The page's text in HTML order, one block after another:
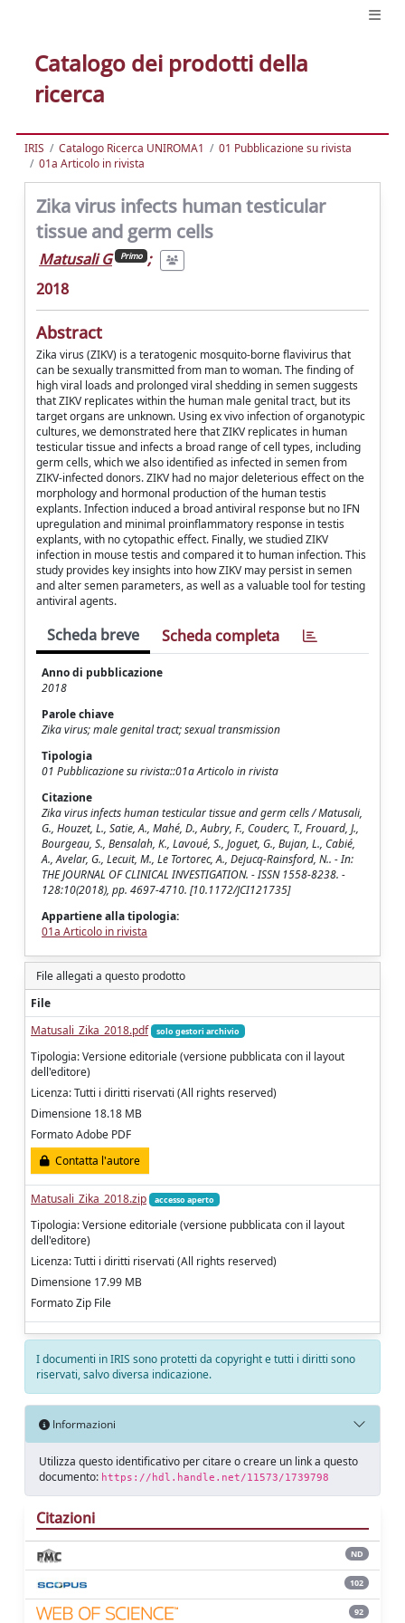
Catalogo dei prodotti della
ricerca
IRIS Catalogo Ricerca UNIROMA1
01 Pubblicazione su rivista
01a Articolo in rivista
Zika virus infects human testicular
tissue and germ cells
Matusali G Primo ;
2018
Abstract
Zika virus (ZIKV) is a teratogenic mosquito-borne flavivirus that
can be sexually transmitted from man to woman. The finding of
high viral loads and prolonged viral shedding in semen suggests
that ZIKV replicates within the human male genital tract, but its
target organs are unknown. Using ex vivo infection of organotypic
cultures, we demonstrated here that ZIKV replicates in human
testicular tissue and infects a broad range of cell types, including
germ cells, which we also identified as infected in semen from
ZIKV-infected donors. ZIKV had no major deleterious effect on the
morphology and hormonal production of the human testis
explants. Infection induced a broad antiviral response but no IFN
upregulation and minimal proinflammatory response in testis
explants, with no cytopathic effect. Finally, we studied ZIKV
infection in mouse testis and compared it to human infection. This
study provides key insights into how ZIKV may persist in semen
and alter semen parameters, as well as a valuable tool for testing
antiviral agents.
Scheda breve Scheda completa
Anno di pubblicazione
2018
Parole chiave
Zika virus; male genital tract; sexual transmission
Tipologia
01 Pubblicazione su rivista::01a Articolo in rivista
Citazione
Zika virus infects human testicular tissue and germ cells / Matusali,
G., Houzet, L., Satie, A., Mahé, D., Aubry, F., Couderc, T., Frouard, J.,
Bourgeau, S., Bensalah, K., Lavoué, S., Joguet, G., Bujan, L., Cabié,
A., Avelar, G., Lecuit, M., Le Tortorec, A., Dejucq-Rainsford, N.. - In:
THE JOURNAL OF CLINICAL INVESTIGATION. - ISSN 1558-8238. -
128:10(2018), pp. 4697-4710. [10.1172/JCI121735]
Appartiene alla tipologia:
01a Articolo in rivista
File allegati a questo prodotto
File
Matusali_Zika_2018.pdf
solo gestori archivio
Tipologia: Versione editoriale (versione pubblicata con il layout
dell'editore)
Licenza: Tutti i diritti riservati (All rights reserved)
Dimensione 18.18 MB
Formato Adobe PDF
Contatta l'autore
Matusali_Zika_2018.zip accesso aperto
Tipologia: Versione editoriale (versione pubblicata con il layout
dell'editore)
Licenza: Tutti i diritti riservati (All rights reserved)
Dimensione 17.99 MB
Formato Zip File
I documenti in IRIS sono protetti da copyright e tutti i diritti sono
riservati, salvo diversa indicazione.
Informazioni
Utilizza questo identificativo per citare o creare un link a questo
documento: https://hdl.handle.net/11573/1739798
Citazioni
ND
102
92